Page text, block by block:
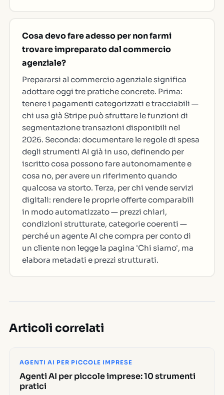
Cosa devo fare adesso per non farmi
trovare impreparato dal commercio
agenziale?
Prepararsi al commercio agenziale significa
adottare oggi tre pratiche concrete. Prima:
tenere i pagamenti categorizzati e tracciabili —
chi usa già Stripe può sfruttare le funzioni di
segmentazione transazioni disponibili nel
2026. Seconda: documentare le regole di spesa
degli strumenti AI già in uso, definendo per
iscritto cosa possono fare autonomamente e
cosa no, per avere un riferimento quando
qualcosa va storto. Terza, per chi vende servizi
digitali: rendere le proprie offerte comparabili
in modo automatizzato — prezzi chiari,
condizioni strutturate, categorie coerenti —
perché un agente AI che compra per conto di
un cliente non legge la pagina 'Chi siamo', ma
elabora metadati e prezzi strutturati.
Articoli correlati
AGENTI AI PER PICCOLE IMPRESE
Agenti AI per piccole imprese: 10 strumenti
pratici